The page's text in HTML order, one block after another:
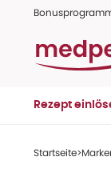
Rezept
Startseite